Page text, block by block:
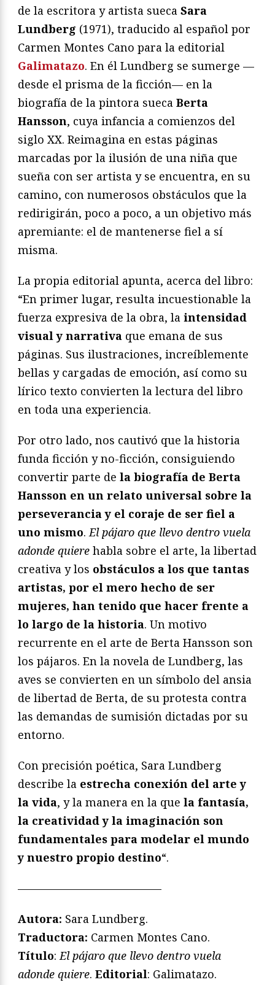
de la escritora y artista sueca Sara
Lundberg (1971), traducido al español por
Carmen Montes Cano para la editorial
Galimatazo. En él Lundberg se sumerge —
desde el prisma de la ficción— en la
biografía de la pintora sueca Berta
Hansson, cuya infancia a comienzos del
siglo XX. Reimagina en estas páginas
marcadas por la ilusión de una niña que
sueña con ser artista y se encuentra, en su
camino, con numerosos obstáculos que la
redirigirán, poco a poco, a un objetivo más
apremiante: el de mantenerse fiel a sí
misma.
La propia editorial apunta, acerca del libro:
“En primer lugar, resulta incuestionable la
fuerza expresiva de la obra, la intensidad
visual y narrativa que emana de sus
páginas. Sus ilustraciones, increíblemente
bellas y cargadas de emoción, así como su
lírico texto convierten la lectura del libro
en toda una experiencia.
Por otro lado, nos cautivó que la historia
funda ficción y no-ficción, consiguiendo
convertir parte de la biografía de Berta
Hansson en un relato universal sobre la
perseverancia y el coraje de ser fiel a
uno mismo.El pájaro que llevo dentro vuela
adonde quiere habla sobre el arte, la libertad
creativa y los obstáculos a los que tantas
artistas, por el mero hecho de ser
mujeres, han tenido que hacer frente a
lo largo de la historia. Un motivo
recurrente en el arte de Berta Hansson son
los pájaros. En la novela de Lundberg, las
aves se convierten en un símbolo del ansia
de libertad de Berta, de su protesta contra
las demandas de sumisión dictadas por su
entorno.
Con precisión poética, Sara Lundberg
describe la estrecha conexión del arte y
la vida, y la manera en la que la fantasía,
la creatividad y la imaginación son
fundamentales para modelar el mundo
y nuestro propio destino“.
—————————————
Autora: Sara Lundberg.
Traductora: Carmen Montes Cano.
Título:El pájaro que llevo dentro vuela
adonde quiere. Editorial: Galimatazo.